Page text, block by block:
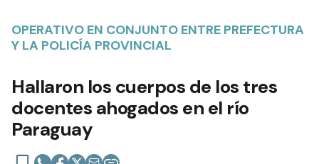
OPERATIVO EN CONJUNTO ENTRE PREFECTURA
Y LA POLICÍA PROVINCIAL
Hallaron los cuerpos de los tres
docentes ahogados en el río
Paraguay